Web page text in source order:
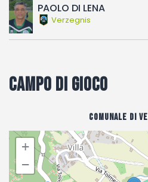
PAOLO DI LENA
Verzegnis
Campo di gioco
Comunale di
+
−